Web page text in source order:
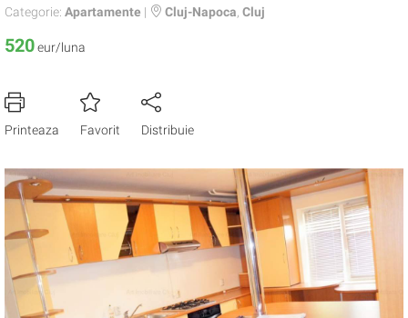
Categorie: Apartamente | Cluj-Napoca Cluj
520eur/luna
Printeaza Favorit Distribuie